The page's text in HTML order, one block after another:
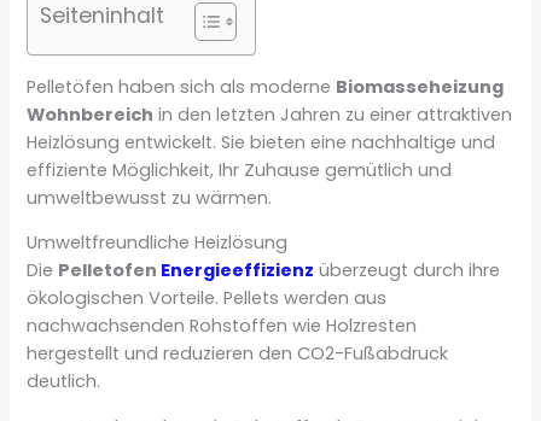
Seiteninhalt
Pelletöfen haben sich als moderne Biomasseheizung
Wohnbereich in den letzten Jahren zu einer attraktiven
Heizlösung entwickelt. Sie bieten eine nachhaltige und
effiziente Möglichkeit, Ihr Zuhause gemütlich und
umweltbewusst zu wärmen.
Umweltfreundliche Heizlösung
Die Pelletofen Energieeffizienz überzeugt durch ihre
ökologischen Vorteile. Pellets werden aus
nachwachsenden Rohstoffen wie Holzresten
hergestellt und reduzieren den CO2-Fußabdruck
deutlich.